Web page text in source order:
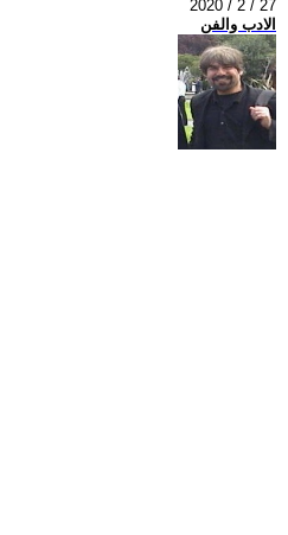
2020 / 2 / 27
الادب والفن